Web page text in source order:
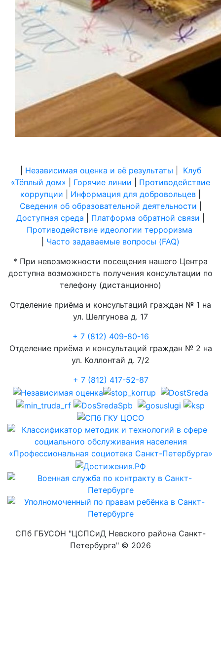
Независимая оценка и её результаты
Клуб
«Тёплый дом»
Горячие линии
Противодействие
коррупции
Информация для добровольцев
Сведения об образовательной деятельности
Доступная среда
Платформа обратной связи
Противодействие идеологии терроризма
Часто задаваемые вопросы (FAQ)
* При невозможности посещения нашего Центра
доступна возможность получения консультации по
телефону (дистанционно)
Отделение приёма и консультаций граждан № 1 на
ул. Шелгунова д. 17
+ 7 (812) 409-80-16
Отделение приёма и консультаций граждан № 2 на
ул. Коллонтай д. 7/2
+ 7 (812) 417-52-87
СПб ГБУСОН "ЦСПСиД Невского района Санкт-
Петербурга" © 2026